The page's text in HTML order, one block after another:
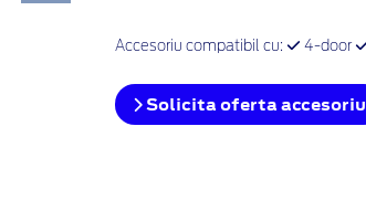
Accesoriu compatibil cu: 4-door
Solicita oferta accesoriu